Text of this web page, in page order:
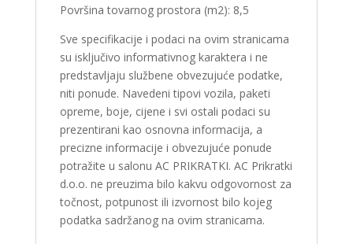
Površina tovarnog prostora (m2): 8,5
Sve specifikacije i podaci na ovim stranicama
su isključivo informativnog karaktera i ne
predstavljaju službene obvezujuće podatke,
niti ponude. Navedeni tipovi vozila, paketi
opreme, boje, cijene i svi ostali podaci su
prezentirani kao osnovna informacija, a
precizne informacije i obvezujuće ponude
potražite u salonu AC PRIKRATKI. AC Prikratki
d.o.o. ne preuzima bilo kakvu odgovornost za
točnost, potpunost ili izvornost bilo kojeg
podatka sadržanog na ovim stranicama.